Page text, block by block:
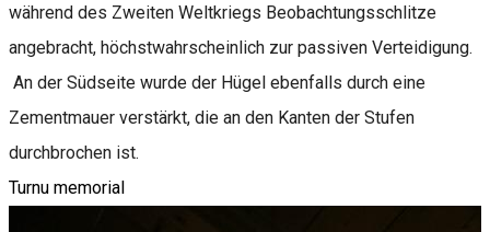
während des Zweiten Weltkriegs Beobachtungsschlitze
angebracht, höchstwahrscheinlich zur passiven Verteidigung.
An der Südseite wurde der Hügel ebenfalls durch eine
Zementmauer verstärkt, die an den Kanten der Stufen
durchbrochen ist.
Turnu memorial